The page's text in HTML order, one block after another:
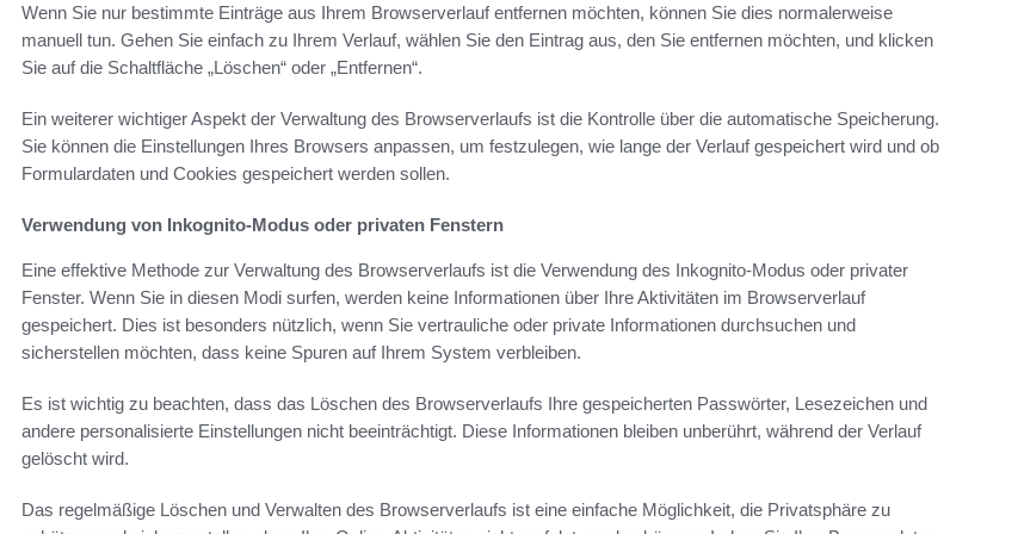
Wenn Sie nur bestimmte Einträge aus Ihrem Browserverlauf entfernen möchten, können Sie dies normalerweise
manuell tun. Gehen Sie einfach zu Ihrem Verlauf, wählen Sie den Eintrag aus, den Sie entfernen möchten, und klicken
Sie auf die Schaltfläche „Löschen“ oder „Entfernen“.
Ein weiterer wichtiger Aspekt der Verwaltung des Browserverlaufs ist die Kontrolle über die automatische Speicherung.
Sie können die Einstellungen Ihres Browsers anpassen, um festzulegen, wie lange der Verlauf gespeichert wird und ob
Formulardaten und Cookies gespeichert werden sollen.
Verwendung von Inkognito-Modus oder privaten Fenstern
Eine effektive Methode zur Verwaltung des Browserverlaufs ist die Verwendung des Inkognito-Modus oder privater
Fenster. Wenn Sie in diesen Modi surfen, werden keine Informationen über Ihre Aktivitäten im Browserverlauf
gespeichert. Dies ist besonders nützlich, wenn Sie vertrauliche oder private Informationen durchsuchen und
sicherstellen möchten, dass keine Spuren auf Ihrem System verbleiben.
Es ist wichtig zu beachten, dass das Löschen des Browserverlaufs Ihre gespeicherten Passwörter, Lesezeichen und
andere personalisierte Einstellungen nicht beeinträchtigt. Diese Informationen bleiben unberührt, während der Verlauf
gelöscht wird.
Das regelmäßige Löschen und Verwalten des Browserverlaufs ist eine einfache Möglichkeit, die Privatsphäre zu